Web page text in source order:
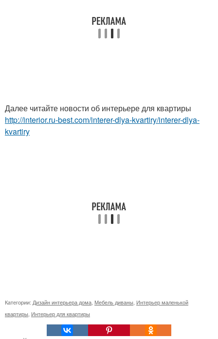
Далее читайте новости об интерьере для квартиры
http://interior.ru-best.com/interer-dlya-kvartiry/interer-dlya-
kvartiry
Категории: Дизайн интерьера дома Мебель диваны Интерьер маленькой
квартиры Интерьер для квартиры